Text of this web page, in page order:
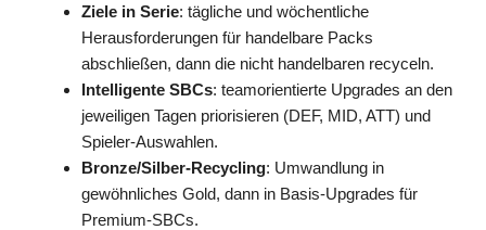
Ziele in Serie: tägliche und wöchentliche
Herausforderungen für handelbare Packs
abschließen, dann die nicht handelbaren recyceln.
Intelligente SBCs: teamorientierte Upgrades an den
jeweiligen Tagen priorisieren (DEF, MID, ATT) und
Spieler-Auswahlen.
Bronze/Silber-Recycling: Umwandlung in
gewöhnliches Gold, dann in Basis-Upgrades für
Premium-SBCs.